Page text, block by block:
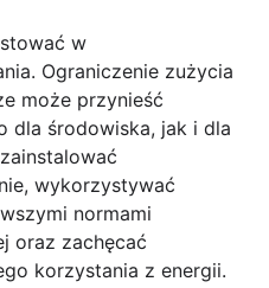
w
Ograniczenie zużycia
może przynieść
dla środowiska, jak i dla
wykorzystywać
normami
oraz zachęcać
korzystania z energii.